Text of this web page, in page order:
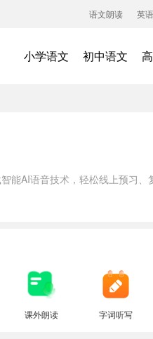
语文朗读 英
小学语文 初中语文
AI语音技术，轻松线上预习、
课外朗读 字词听写